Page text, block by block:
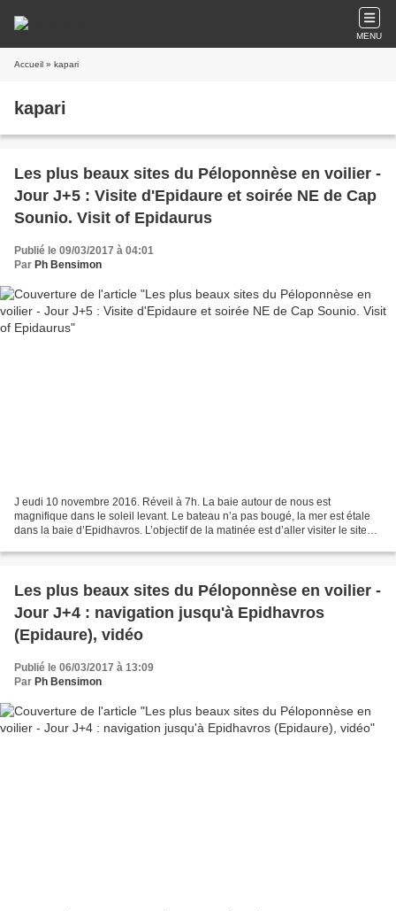
MENU
Accueil » kapari
kapari
Les plus beaux sites du Péloponnèse en voilier -
Jour J+5 : Visite d'Epidaure et soirée NE de Cap
Sounio. Visit of Epidaurus
Publié le 09/03/2017 à 04:01
Par Ph Bensimon
J eudi 10 novembre 2016. Réveil à 7h. La baie autour de nous est
magnifique dans le soleil levant. Le bateau n’a pas bougé, la mer est étale
dans la baie d’Epidhavros. L’objectif de la matinée est d’aller visiter le site
Les plus beaux sites du Péloponnèse en voilier -
Jour J+4 : navigation jusqu'à Epidhavros
(Epidaure), vidéo
Publié le 06/03/2017 à 13:09
Par Ph Bensimon